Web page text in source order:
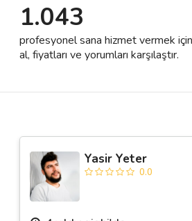
Destek
İletişim
1.043
profesyonel sana hizmet vermek
al, fiyatları ve yorumları karşılaştır.
Yasir Yeter
0.0